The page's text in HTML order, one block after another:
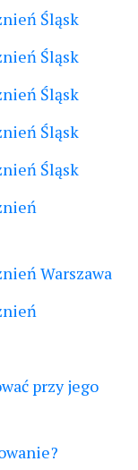
Śląsk
Śląsk
Śląsk
Śląsk
Śląsk
Warszawa
przy jego